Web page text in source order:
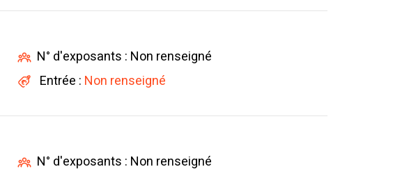
N° d'exposants : Non renseigné
Entrée : Non renseigné
N° d'exposants : Non renseigné